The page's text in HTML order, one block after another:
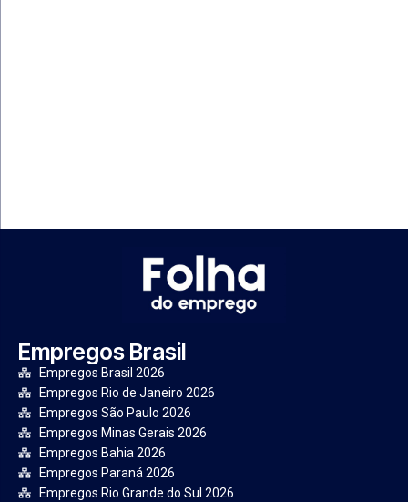
Empregos Brasil
Empregos Brasil 2026
Empregos Rio de Janeiro 2026
Empregos São Paulo 2026
Empregos Minas Gerais 2026
Empregos Bahia 2026
Empregos Paraná 2026
Empregos Rio Grande do Sul 2026